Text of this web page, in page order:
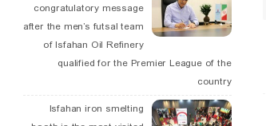
congratulatory message
after the men’s futsal team
of Isfahan Oil Refinery
qualified for the Premier League of the
country
Isfahan iron smelting